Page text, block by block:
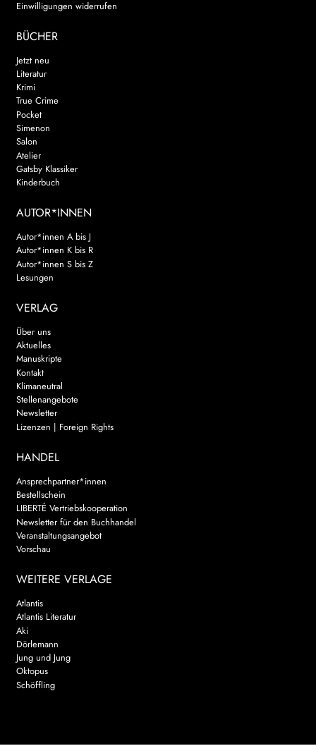
Einwilligungen widerrufen
BÜCHER
Jetzt neu
Literatur
Krimi
True Crime
Pocket
Simenon
Salon
Atelier
Gatsby Klassiker
Kinderbuch
AUTOR*INNEN
Autor*innen A bis J
Autor*innen K bis R
Autor*innen S bis Z
Lesungen
VERLAG
Über uns
Aktuelles
Manuskripte
Kontakt
Klimaneutral
Stellenangebote
Newsletter
Lizenzen | Foreign Rights
HANDEL
Ansprechpartner*innen
Bestellschein
LIBERTÉ Vertriebskooperation
Newsletter für den Buchhandel
Veranstaltungsangebot
Vorschau
WEITERE VERLAGE
Atlantis
Atlantis Literatur
Aki
Dörlemann
Jung und Jung
Oktopus
Schöffling